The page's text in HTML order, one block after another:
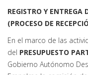
REGISTRO Y ENTREGA
(PROCESO DE
En el marco de las
del PRESUPUESTO
Gobierno Autónomo